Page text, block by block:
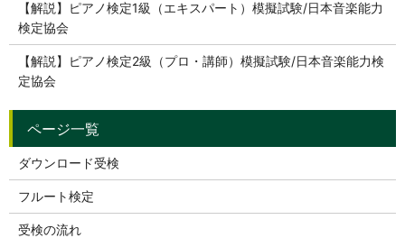
【解説】ピアノ検定1級（エキスパート）模擬試験/日本音楽能力
検定協会
【解説】ピアノ検定2級（プロ・講師）模擬試験/日本音楽能力検
定協会
ダウンロード受検
フルート検定
受検の流れ